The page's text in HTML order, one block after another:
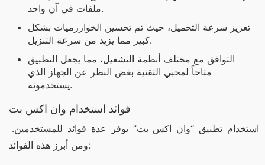
ملفات في آن واحد.
تعزيز سرعة التحميل، حيث تم تحسين الخوارزميات بشكل
كبير مما يزيد من سرعة التنزيل.
التوافق مع مختلف أنظمة التشغيل، مما يجعل التطبيق
متاحاً لمحبي التقنية بغض النظر عن الجهاز الذي
يستخدمونه.
فوائد استخدام وان اكس بت
ومن أبرز هذه الفوائد: